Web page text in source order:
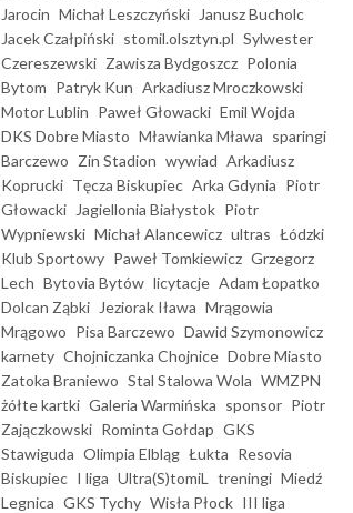
Jarocin Michał Leszczyński
Janusz Bucholc
Jacek Czałpiński stomil.olsztyn.pl Sylwester
Czereszewski Zawisza Bydgoszcz Polonia
Bytom Patryk Kun Arkadiusz Mroczkowski
Motor Lublin Paweł Głowacki Emil Wojda
DKS Dobre Miasto Mławianka Mława sparingi
Barczewo Zin Stadion wywiad Arkadiusz
Koprucki Tęcza Biskupiec Arka Gdynia Piotr
Głowacki
Jagiellonia Białystok Piotr
Wypniewski Michał Alancewicz ultras Łódzki
Klub Sportowy Paweł Tomkiewicz Grzegorz
Lech Bytovia Bytów licytacje Adam Łopatko
Dolcan Ząbki
Jeziorak Iława Mrągowia
Mrągowo Pisa Barczewo Dawid Szymonowicz
karnety Chojniczanka Chojnice Dobre Miasto
Zatoka Braniewo Stal Stalowa Wola WMZPN
żółte kartki Galeria Warmińska sponsor Piotr
Zajączkowski Rominta Gołdap GKS
Stawiguda Olimpia Elbląg Łukta Resovia
Biskupiec I liga Ultra(S)tomiL treningi Miedź
Legnica GKS Tychy Wisła Płock III liga